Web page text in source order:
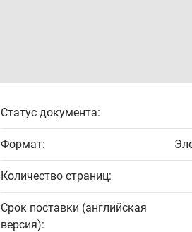
Статус документа:
Формат:
Количество страниц:
Срок поставки (английская
версия):